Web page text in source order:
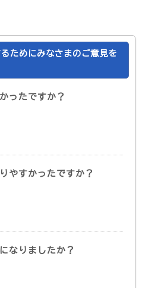
ためにみなさまのご意見を
ったですか？
やすかったですか？
なりましたか？